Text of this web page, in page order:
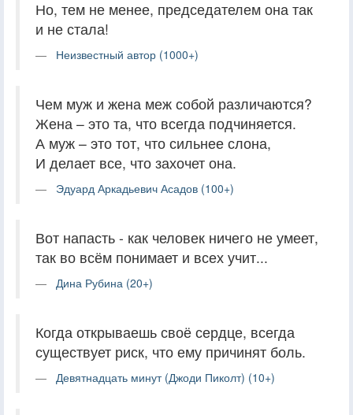
Но, тем не менее, председателем она так
и не стала!
Неизвестный автор (1000+)
Чем муж и жена меж собой различаются?
Жена – это та, что всегда подчиняется.
А муж – это тот, что сильнее слона,
И делает все, что захочет она.
Эдуард Аркадьевич Асадов (100+)
Вот напасть - как человек ничего не умеет,
так во всём понимает и всех учит...
Дина Рубина (20+)
Когда открываешь своё сердце, всегда
существует риск, что ему причинят боль.
Девятнадцать минут (Джоди Пиколт) (10+)